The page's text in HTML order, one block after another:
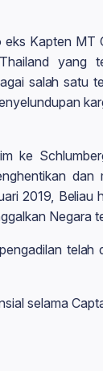
Kapten MT
yang
salah satu
ke
dan
2019, Beliau
Negara
telah
selama